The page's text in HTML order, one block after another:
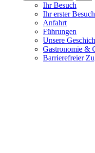
Ihr Besuch
Ihr erster Besuch
Anfahrt
Führungen
Unsere
Gastronomie &
Barrierefreier